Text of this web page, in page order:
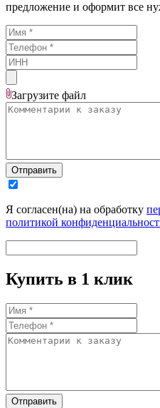
предложение и оформит все
Загрузите файл
Отправить
Я согласен(на) на обработку
политикой
Купить в 1 клик
Отправить